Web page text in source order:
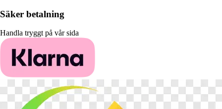
Säker betalning
Handla tryggt på vår sida